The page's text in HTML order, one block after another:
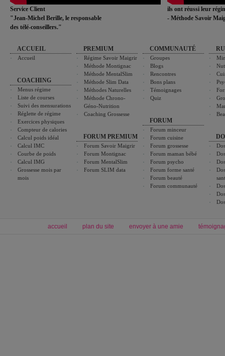
Service Client
"Jean-Michel Berille, le responsable
des télé-conseillers."
ils ont réussi leur
- Méthode Savoir
ACCUEIL
Accueil
COACHING
Menus régime
Liste de courses
Suivi des mensurations
Réglette de régime
Exercices physiques
Compteur de calories
Calcul poids idéal
Calcul IMC
Courbe de poids
Calcul IMG
Grossesse mois par
mois
PREMIUM
Régime Savoir Maigrir
Méthode Montignac
Méthode MentalSlim
Méthode Slim Data
Méthodes Naturelles
Méthode Chrono-
Géno-Nutrition
Coaching Grossesse
FORUM PREMIUM
Forum Savoir Maigrir
Forum Montignac
Forum MentalSlim
Forum SLIM data
COMMUNAUTÉ
Groupes
Blogs
Rencontres
Bons plans
Témoignages
Quiz
FORUM
Forum minceur
Forum cuisine
Forum grossesse
Forum maman bébé
Forum psycho
Forum forme santé
Forum beauté
Forum communauté
accueil plan du site envoyer à une amie